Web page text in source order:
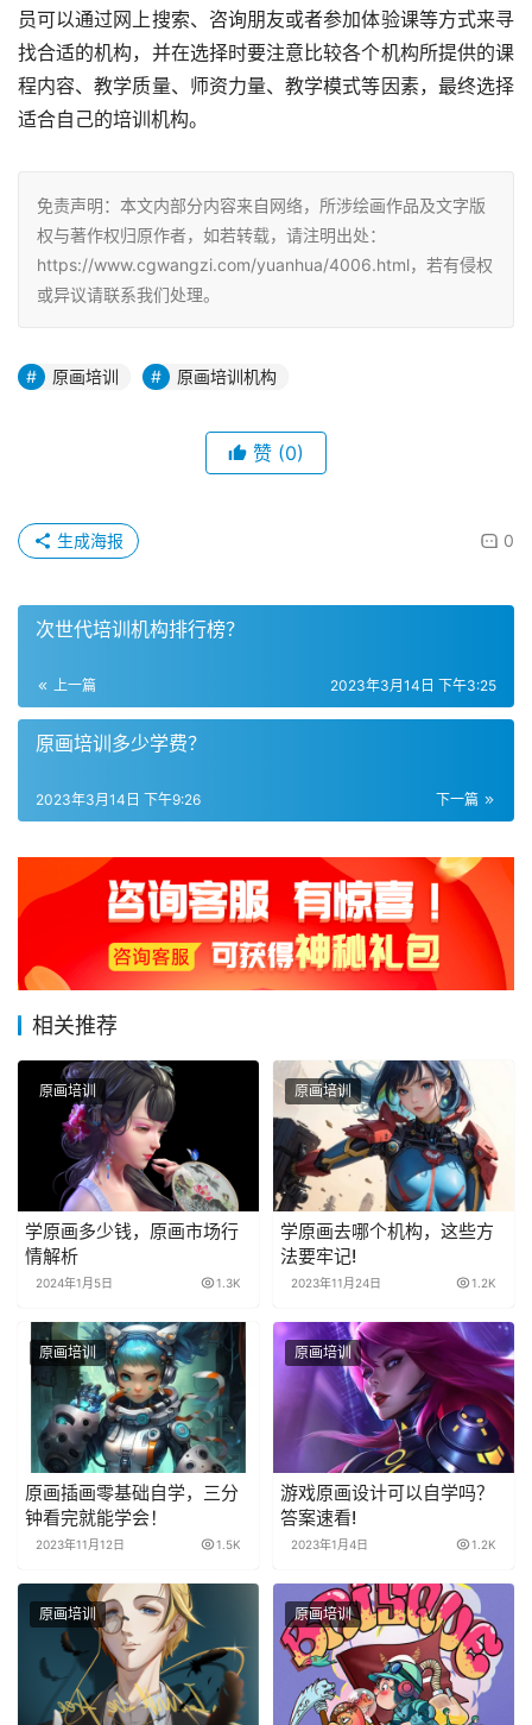
员可以通过网上搜索、咨询朋友或者参加体验课等方式来寻
找合适的机构，并在选择时要注意比较各个机构所提供的课
程内容、教学质量、师资力量、教学模式等因素，最终选择
适合自己的培训机构。
免责声明：本文内部分内容来自网络，所涉绘画作品及文字版
权与著作权归原作者，如若转载，请注明出处：
https://www.cgwangzi.com/yuanhua/4006.html，若有侵权
或异议请联系我们处理。
原画培训 原画培训机构
赞 (0)
0
生成海报
次世代培训机构排行榜？
上一篇 2023年3月14日 下午3:25
原画培训多少学费？
下一篇
2023年3月14日 下午9:26
相关推荐
原画培训
学原画多少钱，原画市场行
情解析
2024年1月5日 1.3K
原画培训
学原画去哪个机构，这些方
法要牢记!
2023年11月24日 1.2K
原画培训
原画插画零基础自学，三分
钟看完就能学会！
2023年11月12日 1.5K
原画培训
游戏原画设计可以自学吗？
答案速看!
2023年1月4日 1.2K
原画培训 原画培训